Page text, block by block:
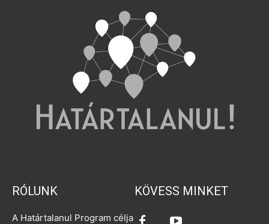
RÓLUNK
A Határtalanul Program célja
KÖVESS MINKET